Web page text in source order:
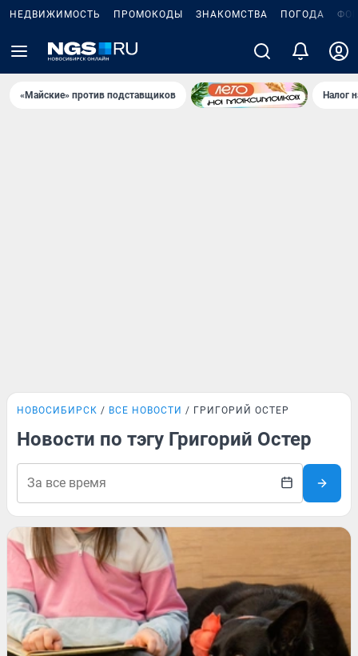
НЕДВИЖИМОСТЬ ПРОМОКОДЫ ЗНАКОМСТВА ПОГОДА
«Майские» против подставщиков Налог
НОВОСИБИРСК ВСЕ НОВОСТИ ГРИГОРИЙ ОСТЕР
Новости по тэгу Григорий Остер